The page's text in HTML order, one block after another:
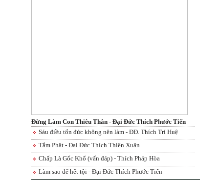
Đừng Làm Con Thiêu Thân - Đại Đức Thích Phước Tiến
Sáu điều tổn đức không nên làm - ĐĐ. Thích Trí Huệ
Tắm Phật - Đại Đức Thích Thiện Xuân
Chấp Là Gốc Khổ (vấn đáp) - Thích Pháp Hòa
Làm sao để hết tội - Đại Đức Thích Phước Tiến